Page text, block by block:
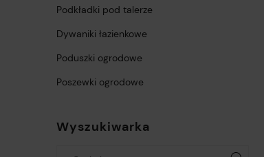
Podkładki pod talerze
Dywaniki łazienkowe
Poduszki ogrodowe
Poszewki ogrodowe
Wyszukiwarka